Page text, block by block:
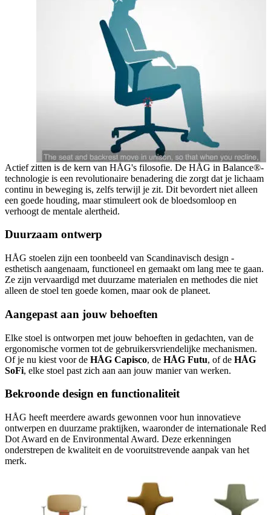
Actief zitten is de kern van HÅG's filosofie. De HÅG in Balance®-
technologie is een revolutionaire benadering die zorgt dat je lichaam
continu in beweging is, zelfs terwijl je zit. Dit bevordert niet alleen
een goede houding, maar stimuleert ook de bloedsomloop en
verhoogt de mentale alertheid.
Duurzaam ontwerp
HÅG stoelen zijn een toonbeeld van Scandinavisch design -
esthetisch aangenaam, functioneel en gemaakt om lang mee te gaan.
Ze zijn vervaardigd met duurzame materialen en methodes die niet
alleen de stoel ten goede komen, maar ook de planeet.
Aangepast aan jouw behoeften
Elke stoel is ontworpen met jouw behoeften in gedachten, van de
ergonomische vormen tot de gebruikersvriendelijke mechanismen.
Of je nu kiest voor de HÅG Capisco, de HÅG Futu, of de HÅG
SoFi, elke stoel past zich aan aan jouw manier van werken.
Bekroonde design en functionaliteit
HÅG heeft meerdere awards gewonnen voor hun innovatieve
ontwerpen en duurzame praktijken, waaronder de internationale Red
Dot Award en de Environmental Award. Deze erkenningen
onderstrepen de kwaliteit en de vooruitstrevende aanpak van het
merk.